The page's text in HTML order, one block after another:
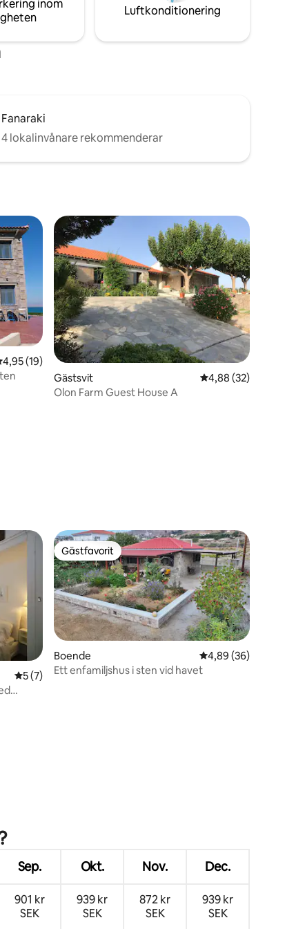
inom
Luftkonditionering
Fanaraki
4 lokalinvånare rekommenderar
av 5 i genomsnittligt betyg, 19 omdömen
4,95 (19)
Gästsvit 4,88 av 5 i
4,88 (32)
Olon Farm Guest House A
5 av 5 i genomsnittligt betyg, 7 omdömen
5 (7)
Gästfavorit
Gästfavorit
Boende 4,89 av 5 i
4,89 (36)
Ett enfamiljshus i sten vid havet
Sep. Okt. Nov. Dec.
901 kr
SEK
939 kr
SEK
872 kr
SEK
939 kr
SEK